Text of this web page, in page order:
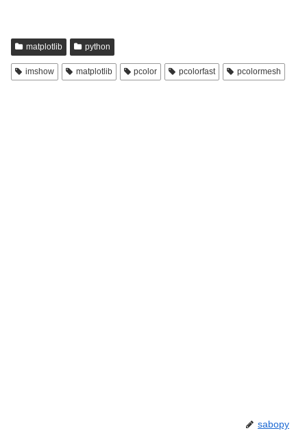
matplotlib python
imshow matplotlib pcolor pcolorfast pcolormesh
sabopy